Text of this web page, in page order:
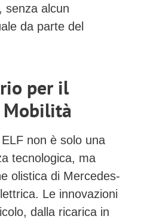
senza alcun
da parte del
per il
Mobilità
non è solo una
tecnologica, ma
olistica di Mercedes-
Le innovazioni
dalla ricarica in